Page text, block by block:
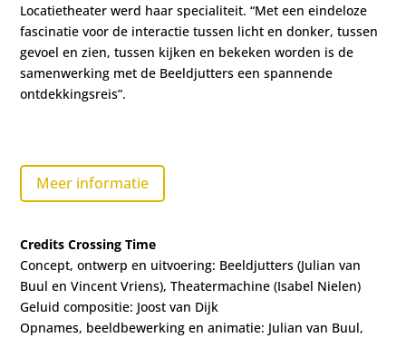
Locatietheater werd haar specialiteit. “Met een eindeloze
fascinatie voor de interactie tussen licht en donker, tussen
gevoel en zien, tussen kijken en bekeken worden is de
samenwerking met de Beeldjutters een spannende
ontdekkingsreis”.
Meer informatie
Credits Crossing Time
Concept, ontwerp en uitvoering: Beeldjutters (Julian van
Buul en Vincent Vriens), Theatermachine (Isabel Nielen)
Geluid compositie: Joost van Dijk
Opnames, beeldbewerking en animatie: Julian van Buul,